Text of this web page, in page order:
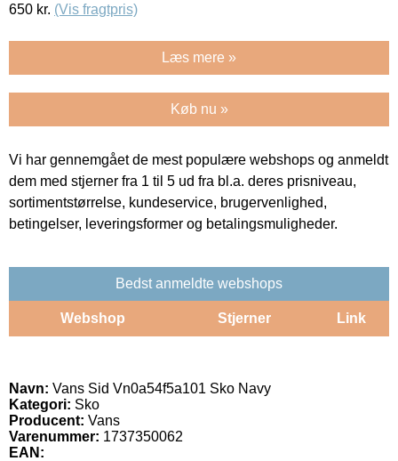
650 kr. (Vis fragtpris)
Læs mere »
Køb nu »
Vi har gennemgået de mest populære webshops og anmeldt
dem med stjerner fra 1 til 5 ud fra bl.a. deres prisniveau,
sortimentstørrelse, kundeservice, brugervenlighed,
betingelser, leveringsformer og betalingsmuligheder.
Bedst anmeldte webshops
Webshop Stjerner Link
Navn: Vans Sid Vn0a54f5a101 Sko Navy
Kategori: Sko
Producent: Vans
Varenummer: 1737350062
EAN: